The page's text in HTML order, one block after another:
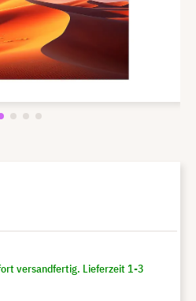
versandfertig. Lieferzeit 1-3